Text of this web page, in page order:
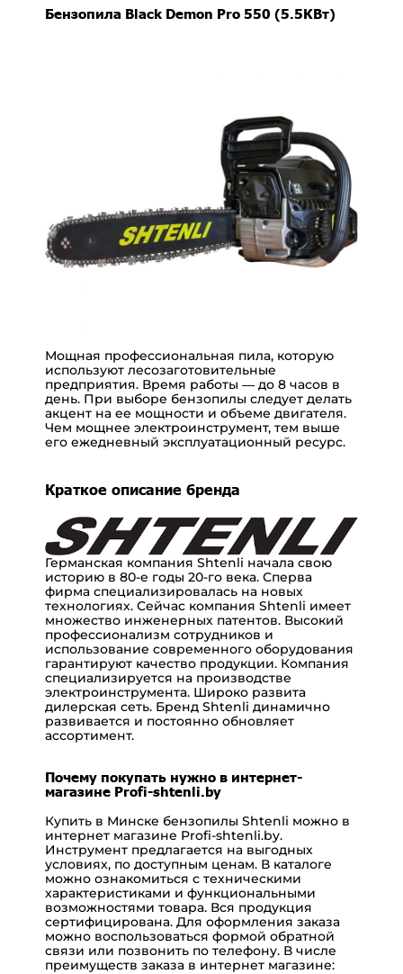
Бензопила Black Demon Pro 550 (5.5КВт)
Мощная профессиональная пила, которую
используют лесозаготовительные
предприятия. Время работы — до 8 часов в
день. При выборе бензопилы следует делать
акцент на ее мощности и объеме двигателя.
Чем мощнее электроинструмент, тем выше
его ежедневный эксплуатационный ресурс.
Краткое описание бренда
Германская компания Shtenli начала свою
историю в 80-е годы 20-го века. Сперва
фирма специализировалась на новых
технологиях. Сейчас компания Shtenli имеет
множество инженерных патентов. Высокий
профессионализм сотрудников и
использование современного оборудования
гарантируют качество продукции. Компания
специализируется на производстве
электроинструмента. Широко развита
дилерская сеть. Бренд Shtenli динамично
развивается и постоянно обновляет
ассортимент.
Почему покупать нужно в интернет-
магазине Profi-shtenli.by
Купить в Минске бензопилы Shtenli можно в
интернет магазине Profi-shtenli.by.
Инструмент предлагается на выгодных
условиях, по доступным ценам. В каталоге
можно ознакомиться с техническими
характеристиками и функциональными
возможностями товара. Вся продукция
сертифицирована. Для оформления заказа
можно воспользоваться формой обратной
связи или позвонить по телефону. В числе
преимуществ заказа в интернет магазине: